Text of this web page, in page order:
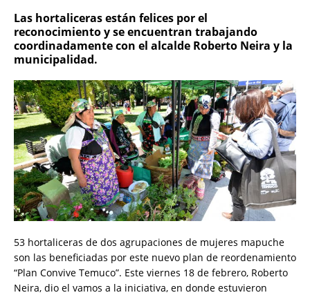
Las hortaliceras están felices por el
reconocimiento y se encuentran trabajando
coordinadamente con el alcalde Roberto Neira y la
municipalidad.
53 hortaliceras de dos agrupaciones de mujeres mapuche
son las beneficiadas por este nuevo plan de reordenamiento
“Plan Convive Temuco”. Este viernes 18 de febrero, Roberto
Neira, dio el vamos a la iniciativa, en donde estuvieron